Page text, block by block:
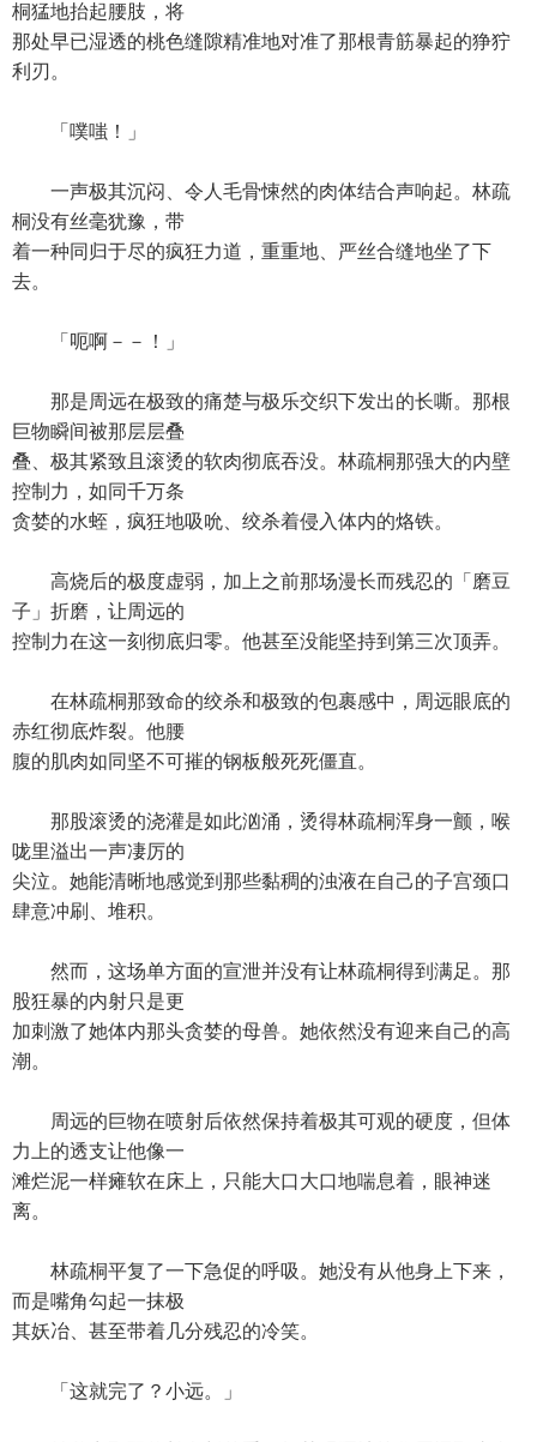
桐猛地抬起腰肢，将
那处早已湿透的桃色缝隙精准地对准了那根青筋暴起的狰狞
利刃。
「噗嗤！」
一声极其沉闷、令人毛骨悚然的肉体结合声响起。林疏
桐没有丝毫犹豫，带
着一种同归于尽的疯狂力道，重重地、严丝合缝地坐了下
去。
「呃啊－－！」
那是周远在极致的痛楚与极乐交织下发出的长嘶。那根
巨物瞬间被那层层叠
叠、极其紧致且滚烫的软肉彻底吞没。林疏桐那强大的内壁
控制力，如同千万条
贪婪的水蛭，疯狂地吸吮、绞杀着侵入体内的烙铁。
高烧后的极度虚弱，加上之前那场漫长而残忍的「磨豆
子」折磨，让周远的
控制力在这一刻彻底归零。他甚至没能坚持到第三次顶弄。
在林疏桐那致命的绞杀和极致的包裹感中，周远眼底的
赤红彻底炸裂。他腰
腹的肌肉如同坚不可摧的钢板般死死僵直。
那股滚烫的浇灌是如此汹涌，烫得林疏桐浑身一颤，喉
咙里溢出一声凄厉的
尖泣。她能清晰地感觉到那些黏稠的浊液在自己的子宫颈口
肆意冲刷、堆积。
然而，这场单方面的宣泄并没有让林疏桐得到满足。那
股狂暴的内射只是更
加刺激了她体内那头贪婪的母兽。她依然没有迎来自己的高
潮。
周远的巨物在喷射后依然保持着极其可观的硬度，但体
力上的透支让他像一
滩烂泥一样瘫软在床上，只能大口大口地喘息着，眼神迷
离。
林疏桐平复了一下急促的呼吸。她没有从他身上下来，
而是嘴角勾起一抹极
其妖冶、甚至带着几分残忍的冷笑。
「这就完了？小远。」